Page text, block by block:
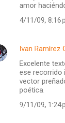
amor
4/11/09, 8:16
Ivan Ramírez
Excelente
ese recorrido
vector
poética.
9/11/09, 1:24